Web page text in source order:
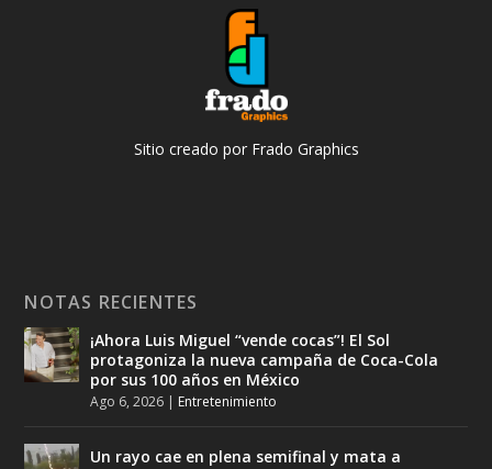
Sitio creado por Frado Graphics
NOTAS RECIENTES
¡Ahora Luis Miguel “vende cocas”! El Sol
protagoniza la nueva campaña de Coca-Cola
por sus 100 años en México
Ago 6, 2026 | Entretenimiento
Un rayo cae en plena semifinal y mata a